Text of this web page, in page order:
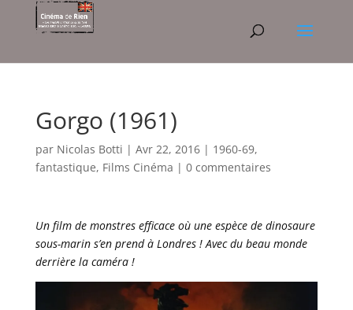
Gorgo (1961)
par Nicolas Botti | Avr 22, 2016| 1960-69,
fantastique, Films Cinéma | 0 commentaires
Un film de monstres efficace où une espèce de dinosaure
sous-marin s’en prend à Londres ! Avec du beau monde
derrière la caméra !